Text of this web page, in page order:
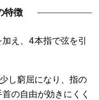
特徴
え、4本指で弦を引
し窮屈になり、指の
の自由が効きにくく